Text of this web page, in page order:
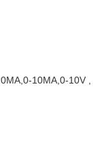
10MA,0-10V ,